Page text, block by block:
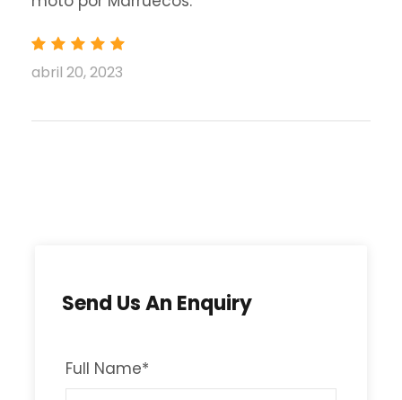
Send Us An Enquiry
Full Name*
abril 20, 2023